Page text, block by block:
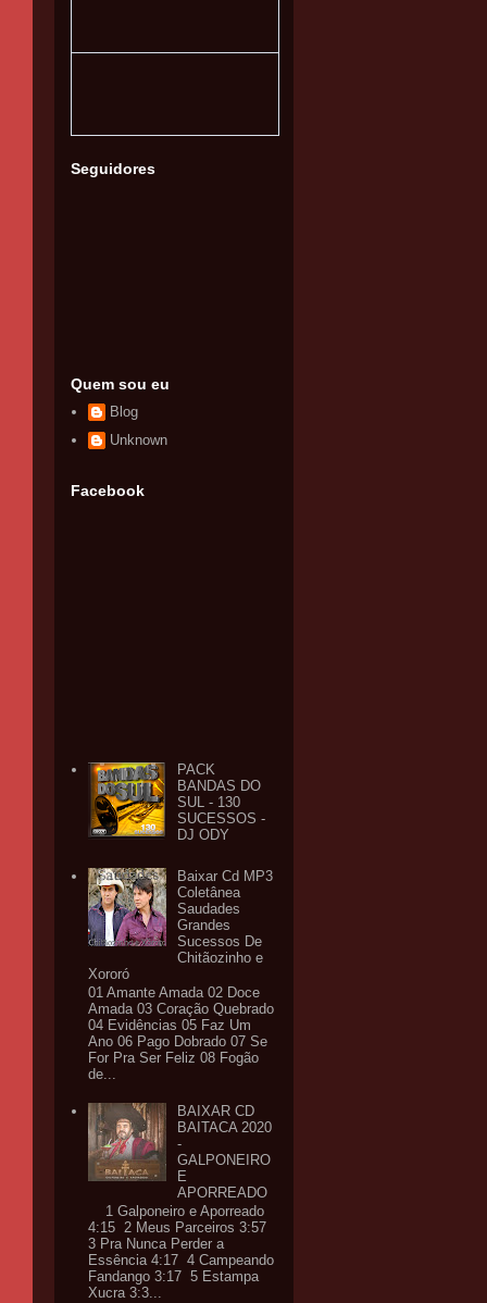
Seguidores
Quem sou eu
Blog
Unknown
Facebook
PACK
BANDAS DO
SUL - 130
SUCESSOS -
DJ ODY
Baixar Cd MP3
Coletânea
Saudades
Grandes
Sucessos De
Chitãozinho e
Xororó
01 Amante Amada 02 Doce
Amada 03 Coração Quebrado
04 Evidências 05 Faz Um
Ano 06 Pago Dobrado 07 Se
For Pra Ser Feliz 08 Fogão
de...
BAIXAR CD
BAITACA 2020
-
GALPONEIRO
E
APORREADO
1 Galponeiro e Aporreado
4:15 2 Meus Parceiros 3:57
3 Pra Nunca Perder a
Essência 4:17 4 Campeando
Fandango 3:17 5 Estampa
Xucra 3:3...